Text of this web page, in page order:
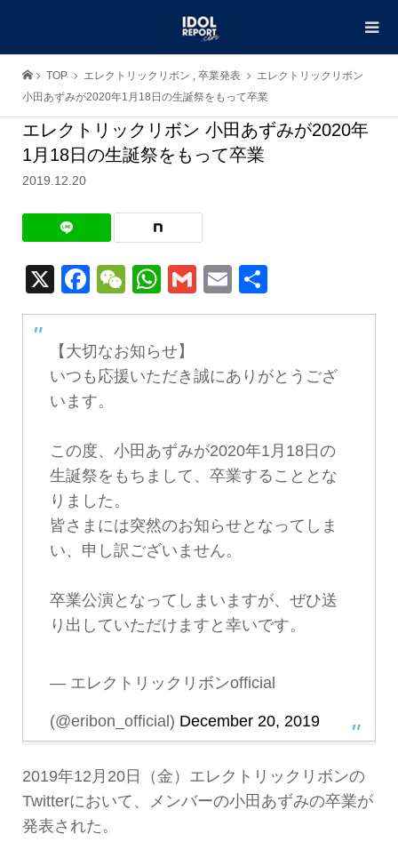
TOP エレクトリックリボン , 卒業発表
エレクトリックリボン
小田あずみが2020年1月18日の生誕祭をもって卒業
エレクトリックリボン 小田あずみが2020年
1月18日の生誕祭をもって卒業
2019.12.20
X Facebook
WeChat
WhatsApp
GmailEmail
有
【大切なお知らせ】
いつも応援いただき誠にありがとうござ
います。
この度、小田あずみが2020年1月18日の
生誕祭をもちまして、卒業することとな
りました。
皆さまには突然のお知らせとなってしま
い、申し訳ございません。
卒業公演となってしまいますが、ぜひ送
り出していただけますと幸いです。
— エレクトリックリボンofficial
(@eribon_official) December 20, 2019
2019年12月20日（金）エレクトリックリボンの
Twitterにおいて、メンバーの小田あずみの卒業が
発表された。